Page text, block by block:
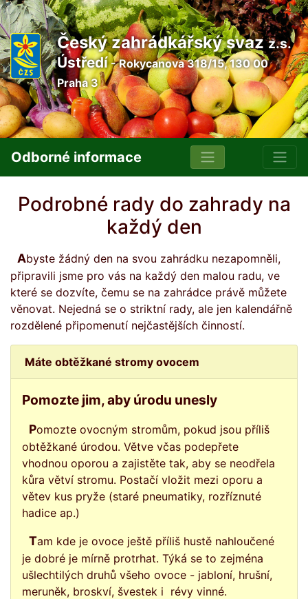
Český zahrádkářský svazz.s.
Ústředí- Rokycanova 318/15, 130 00
Praha 3
Odborné informace
Podrobné rady do zahrady na
každý den
Abyste žádný den na svou zahrádku nezapomněli,
připravili jsme pro vás na každý den malou radu, ve
které se dozvíte, čemu se na zahrádce právě můžete
věnovat. Nejedná se o striktní rady, ale jen kalendářně
rozdělené připomenutí nejčastějších činností.
Máte obtěžkané stromy ovocem
Pomozte jim, aby úrodu unesly
Pomozte ovocným stromům, pokud jsou příliš
obtěžkané úrodou. Větve včas podepřete
vhodnou oporou a zajistěte tak, aby se neodřela
kůra větví stromu. Postačí vložit mezi oporu a
větev kus pryže (staré pneumatiky, rozříznuté
hadice ap.)
Tam kde je ovoce ještě příliš hustě nahloučené
je dobré je mírně protrhat. Týká se to zejména
ušlechtilých druhů všeho ovoce - jabloní, hrušní,
meruněk, broskví, švestek i révy vinné.